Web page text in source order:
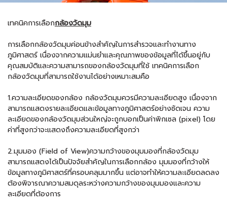
เทคนิคการเลือกกล้องวัดมุม
การเลือกกล้องวัดมุมค่อนข้างสำคัญในการสำรวจและทำงานทาง
ภูมิศาสตร์ เนื่องจากความแม่นยำและคุณภาพของข้อมูลที่ได้ขึ้นอยู่กับ
คุณสมบัติและความสามารถของกล้องวัดมุมที่ใช้ เทคนิคการเลือก
กล้องวัดมุมที่สามารถใช้งานได้อย่างเหมาะสมคือ
1.ความละเอียดของกล้อง กล้องวัดมุมควรมีความละเอียดสูง เนื่องจาก
สามารถแสดงรายละเอียดและข้อมูลทางภูมิศาสตร์อย่างชัดเจน ความ
ละเอียดของกล้องวัดมุมส่วนใหญ่จะถูกบอกเป็นค่าพิกเซล (pixel) โดย
ค่าที่สูงกว่าจะแสดงถึงความละเอียดที่สูงกว่า
2.มุมมอง (Field of View)ความกว้างของมุมมองที่กล้องวัดมุม
สามารถแสดงได้เป็นปัจจัยสำคัญในการเลือกกล้อง มุมมองที่กว้างให้
ข้อมูลทางภูมิศาสตร์ที่ครอบคลุมมากขึ้น แต่อาจทำให้ความละเอียดลดลง
ต้องพิจารณาความสมดุลระหว่างความกว้างของมุมมองและความ
ละเอียดที่ต้องการ